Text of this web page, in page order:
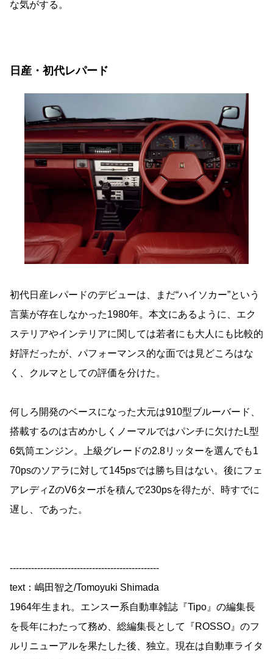
な気がする。
日産・初代レパード
初代日産レパードのデビューは、まだ“ハイソカー”という
言葉が存在しなかった1980年。本文にあるように、エク
ステリアやインテリアに関しては若者にも大人にも比較的
好評だったが、パフォーマンス的な面では見どころはな
く、クルマとしての評価を分けた。
何しろ開発のベースになった大元は910型ブルーバード、
搭載するのは古めかしくノーマルではパンチに欠けたL型
6気筒エンジン。上級グレードの2.8リッターを選んでも1
70psのソアラに対して145psでは勝ち目はない。後にフェ
アレディZのV6ターボを積んで230psを得たが、時すでに
遅し、であった。
-------------------------------------------------
text：嶋田智之/Tomoyuki Shimada
1964年生まれ。エンスー系自動車雑誌『Tipo』の編集長
を長年にわたって務め、総編集長として『ROSSO』のフ
ルリニューアルを果たした後、独立。現在は自動車ライタ